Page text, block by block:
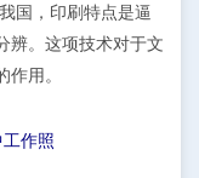
国，印刷特点是逼
辨。这项技术对于文
用。
作照